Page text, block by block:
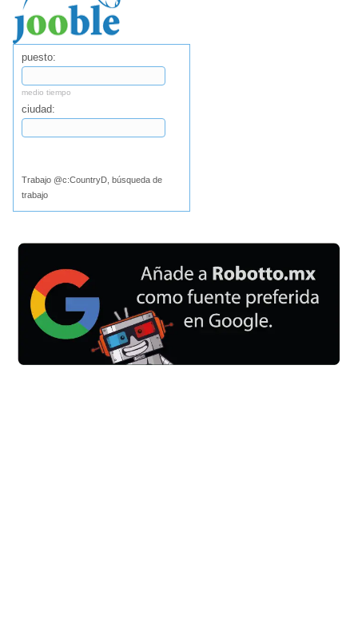
puesto:
medio tiempo
ciudad:
Trabajo @c:CountryD, búsqueda de
trabajo